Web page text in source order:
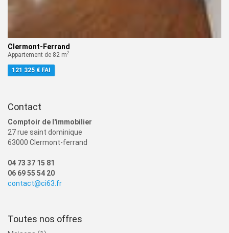
Clermont-Ferrand
Appartement de 82 m2
121 325 € FAI
Contact
Comptoir de l'immobilier
27 rue saint dominique
63000 Clermont-ferrand
04 73 37 15 81
06 69 55 54 20
contact@ci63.fr
Toutes nos offres